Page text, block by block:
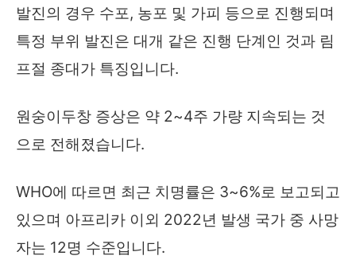
발진의 경우 수포, 농포 및 가피 등으로 진행되며
특정 부위 발진은 대개 같은 진행 단계인 것과 림
프절 종대가 특징입니다.
원숭이두창 증상은 약 2~4주 가량 지속되는 것
으로 전해졌습니다.
WHO에 따르면 최근 치명률은 3~6%로 보고되고
있으며 아프리카 이외 2022년 발생 국가 중 사망
자는 12명 수준입니다.